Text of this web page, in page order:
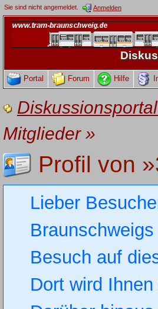
Sie sind nicht angemeldet. Anmelden
Portal Forum Hilfe
Mitglieder»
Profil von
Lieber
Besuch auf
Dort wird